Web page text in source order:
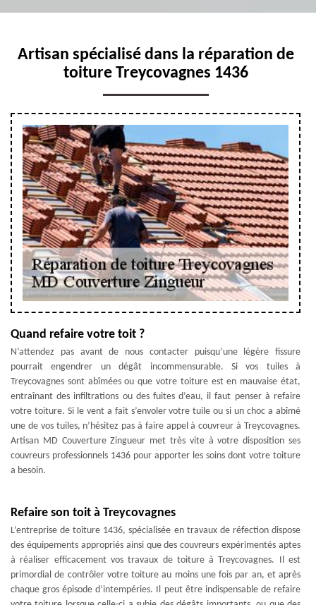
Artisan spécialisé dans la réparation de
toiture Treycovagnes 1436
Quand refaire votre toit ?
N’attendez pas avant de nous contacter puisqu’une légère fissure
pourrait engendrer un dégât incommensurable. Si vos tuiles à
Treycovagnes sont abîmées ou que votre toiture est en mauvaise état,
entraînant des infiltrations ou des fuites d’eau, il faut penser à refaire
votre toiture. Si le vent a fait s’envoler votre tuile ou si un choc a abîmé
une de vos tuiles, n’hésitez pas à faire appel à couvreur à Treycovagnes.
Artisan MD Couverture Zingueur met très vite à votre disposition ses
couvreurs professionnels 1436 pour apporter les soins dont votre toiture
a besoin.
Refaire son toit à Treycovagnes
L’entreprise de toiture 1436, spécialisée en travaux de réfection dispose
des équipements appropriés ainsi que des couvreurs expérimentés aptes
à réaliser efficacement vos travaux de toiture à Treycovagnes. Il est
primordial de contrôler votre toiture au moins une fois par an, et après
chaque gros épisode d’intempéries. Il peut être indispensable de refaire